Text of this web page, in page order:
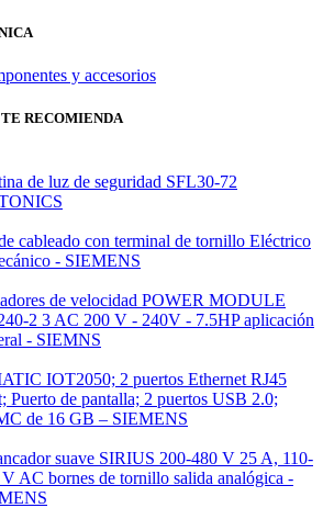
y accesorios
RECOMIENDA
de luz de seguridad SFL30-72
cableado con terminal de tornillo Eléctrico
- SIEMENS
de velocidad POWER MODULE
2 3 AC 200 V - 240V - 7.5HP aplicación
- SIEMNS
IOT2050; 2 puertos Ethernet RJ45
Puerto de pantalla; 2 puertos USB 2.0;
de 16 GB – SIEMENS
suave SIRIUS 200-480 V 25 A, 110-
AC bornes de tornillo salida analógica -